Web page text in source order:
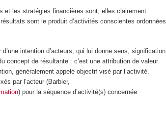
et les stratégies financières sont, elles clairement
sont le produit d’activités conscientes ordonnées
intention d’acteurs, qui lui donne sens, signification
concept de résultante : c’est une attribution de valeur
généralement appelé objectif visé par l’activité.
par l’acteur (Barbier,
) pour la séquence d’activité(s) concernée